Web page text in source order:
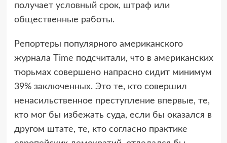
получает условный срок, штраф или
общественные работы.
Репортеры популярного американского
журнала Time подсчитали, что в американских
тюрьмах совершено напрасно сидит минимум
39% заключенных. Это те, кто совершил
ненасильственное преступление впервые, те,
кто мог бы избежать суда, если бы оказался в
другом штате, те, кто согласно практике